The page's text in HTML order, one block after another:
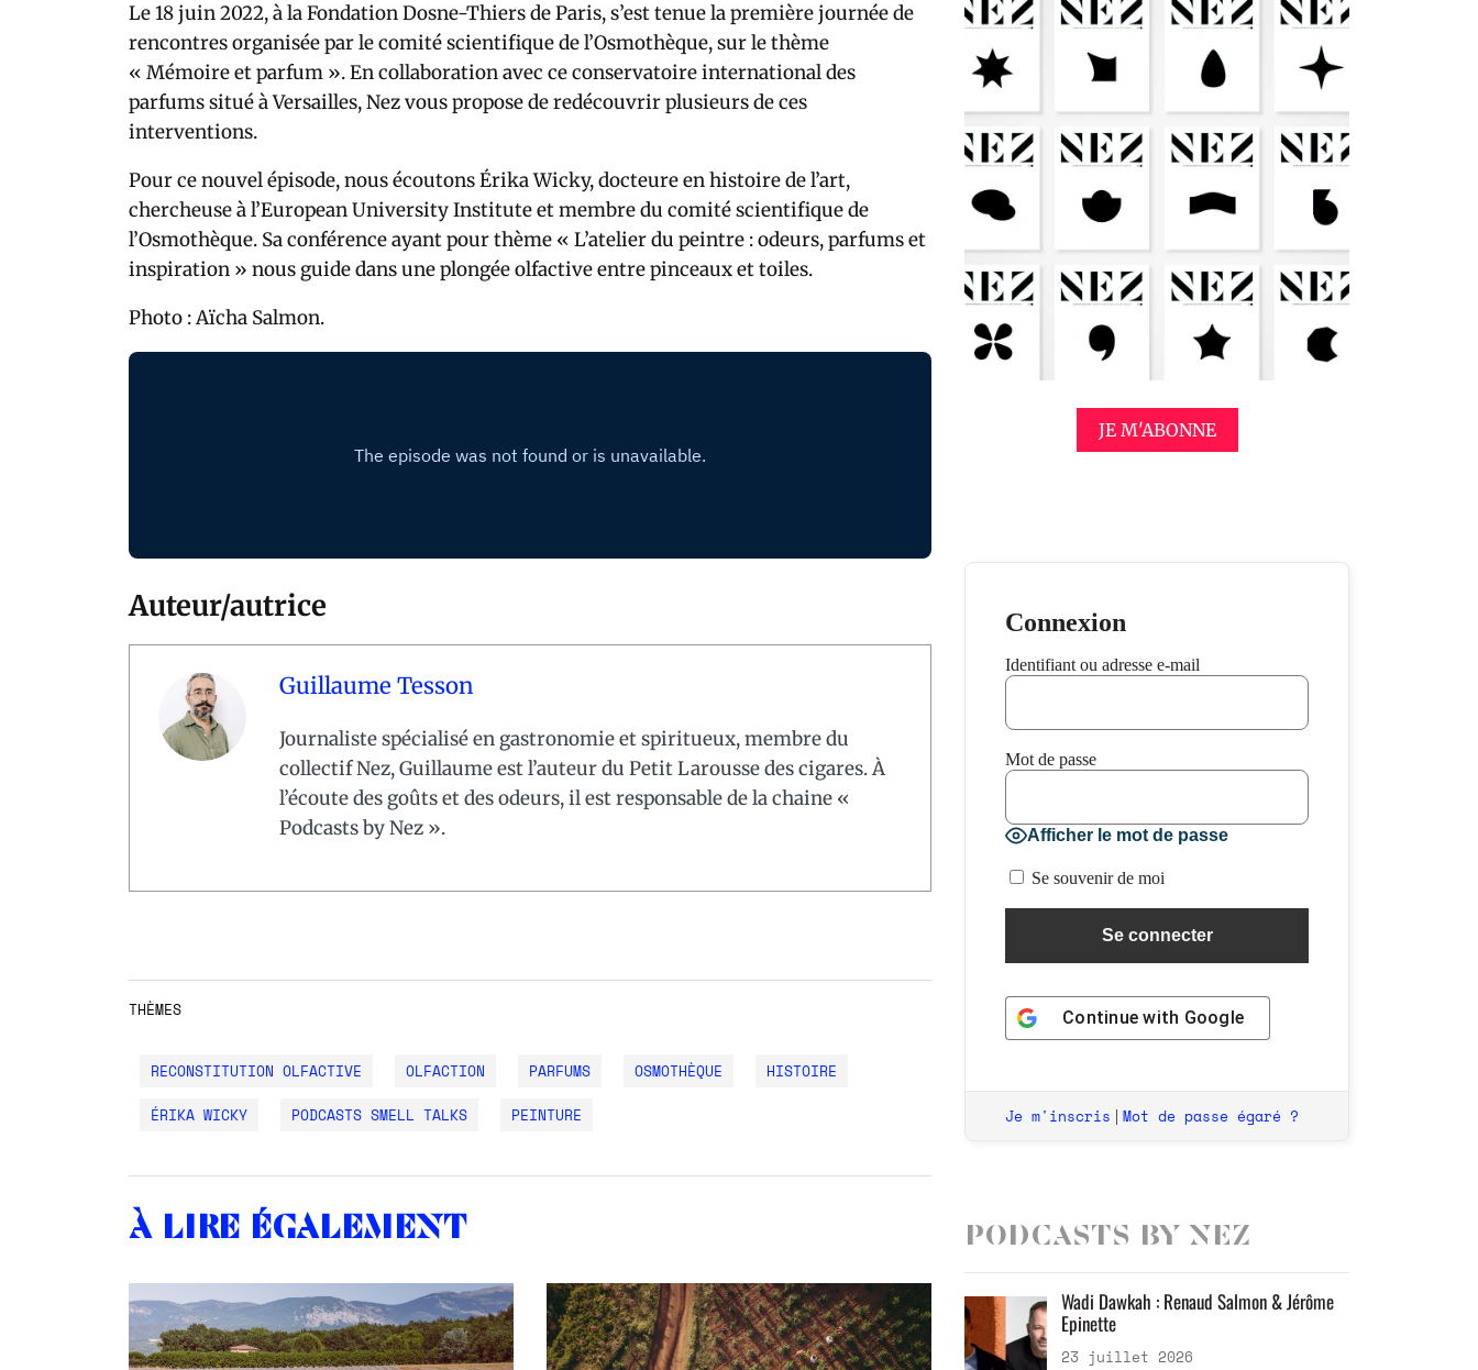
Le 18 juin 2022, à la Fondation Dosne-Thiers de Paris, s’est tenue la première journée de
rencontres organisée par le comité scientifique de l’Osmothèque, sur le thème
« Mémoire et parfum ». En collaboration avec ce conservatoire international des
parfums situé à Versailles, Nez vous propose de redécouvrir plusieurs de ces
interventions.
Pour ce nouvel épisode, nous écoutons Érika Wicky, docteure en histoire de l’art,
chercheuse à l’European University Institute et membre du comité scientifique de
l’Osmothèque. Sa conférence ayant pour thème « L’atelier du peintre : odeurs, parfums et
inspiration » nous guide dans une plongée olfactive entre pinceaux et toiles.
Photo : Aïcha Salmon.
Auteur/autrice
Guillaume Tesson
Journaliste spécialisé en gastronomie et spiritueux, membre du
collectif Nez, Guillaume est l’auteur du Petit Larousse des cigares. À
l’écoute des goûts et des odeurs, il est responsable de la chaine «
Podcasts by Nez ».
THÈMES
RECONSTITUTION OLFACTIVE OLFACTION PARFUMS OSMOTHÈQUE
HISTOIRE
ÉRIKA WICKY
PODCASTS SMELL TALKS PEINTURE
À lire également
JE M'ABONNE
Connexion
Identifiant ou adresse e-mail
Mot de passe
Afficher le mot de passe
Se souvenir de moi
Continue with Google
Je m'inscris | Mot de passe égaré ?
Podcasts by Nez
Wadi Dawkah : Renaud Salmon & Jérôme
Epinette
23 juillet 2026